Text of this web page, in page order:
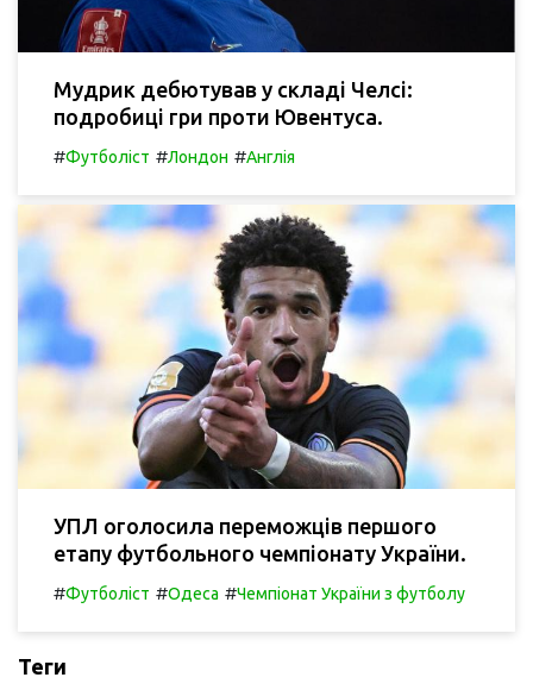
Мудрик дебютував у складі Челсі:
подробиці гри проти Ювентуса.
#Футболіст #Лондон #Англія
УПЛ оголосила переможців першого
етапу футбольного чемпіонату України.
#Футболіст #Одеса #Чемпіонат України з футболу
Теги